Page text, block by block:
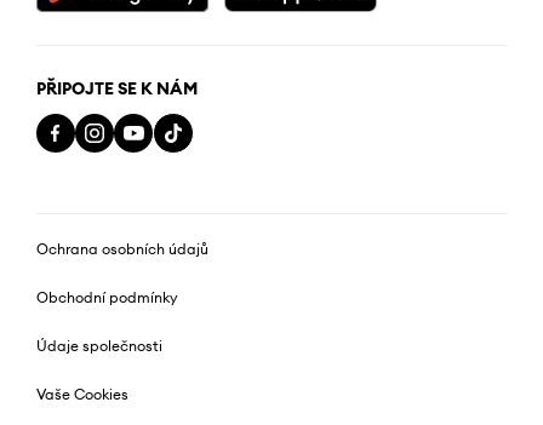
PŘIPOJTE SE K NÁM
Ochrana osobních údajů
Obchodní podmínky
Údaje společnosti
Vaše Cookies